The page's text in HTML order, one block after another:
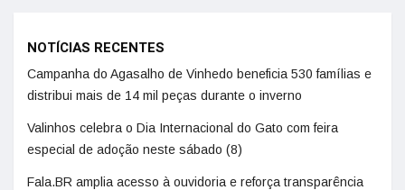
NOTÍCIAS RECENTES
Campanha do Agasalho de Vinhedo beneficia 530 famílias e
distribui mais de 14 mil peças durante o inverno
Valinhos celebra o Dia Internacional do Gato com feira
especial de adoção neste sábado (8)
Fala.BR amplia acesso à ouvidoria e reforça transparência